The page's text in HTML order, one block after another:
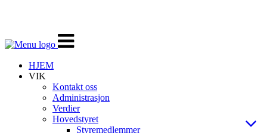
Veksle
navigasjon
HJEM
VIK
Kontakt oss
Administrasjon
Verdier
Hovedstyret
Styremedlemmer